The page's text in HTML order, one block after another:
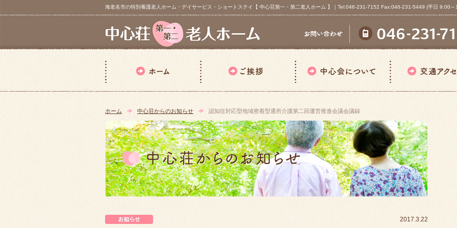
海老名市の特別養護老人ホーム・デイサービス・ショートステイ【 中心荘第一・第二老人ホーム 】｜Tel:046-231-7152 Fax:046-231-5449 (平日 9:00
ホーム 中心荘からのお知らせ 認知症対応型地域密着型通所介護第二回運営推進会議会議録
2017.3.22